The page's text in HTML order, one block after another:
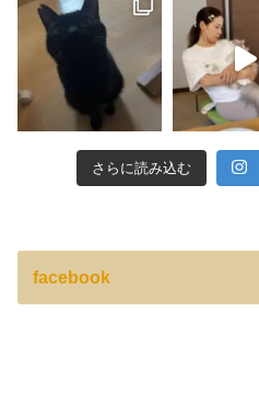
さらに読み込む
facebook